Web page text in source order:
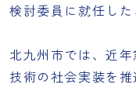
検討委員に就任した
北九州市では、近
技術の社会実装を